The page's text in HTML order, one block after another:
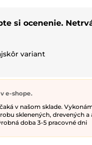
si ocenenie.
variant
e-shope.
v našom sklade.
sklenených, drevených
doba 3-5 pracovné dni